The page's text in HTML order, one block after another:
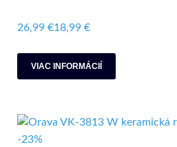
26,99 €18,99 €
VIAC INFORMÁCIÍ
-23%